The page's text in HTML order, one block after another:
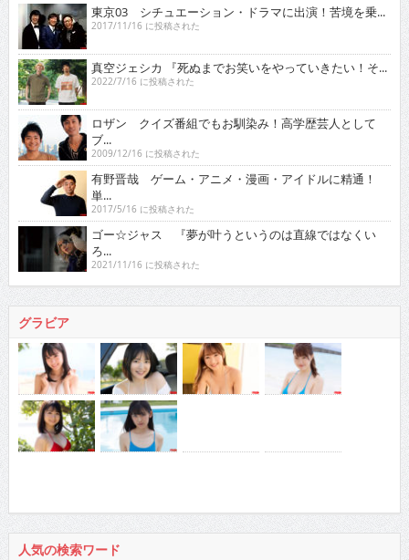
2022/7/16 に投稿された
ロザン クイズ番組でもお馴染み！高学歴芸人として
ブ...
2009/12/16 に投稿された
有野晋哉 ゲーム・アニメ・漫画・アイドルに精通！
単...
2017/5/16 に投稿された
ゴー☆ジャス 『夢が叶うというのは直線ではなくい
ろ...
2021/11/16 に投稿された
グラビア
徳江かな
RaMu